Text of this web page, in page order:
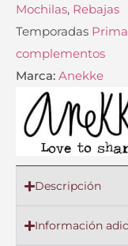
Mochilas, Rebajas
Temporadas
complementos
Marca: Anekke
Descripción
Información